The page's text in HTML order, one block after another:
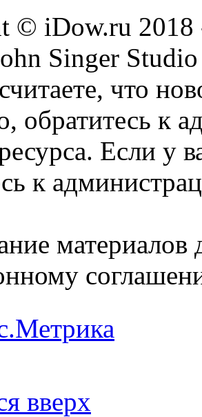
© iDow.ru 2018
Singer Studio
что
обратитесь к
Если у
к
материалов
вверх